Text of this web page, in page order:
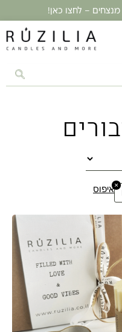
– לחצו כאן!
×איפוס